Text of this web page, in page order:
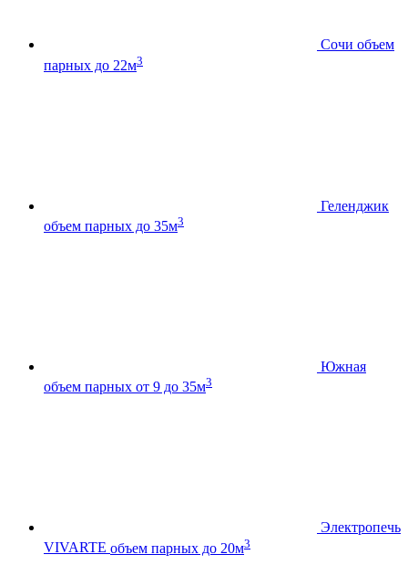
Сочи объем
парных до 22м3
Геленджик
объем парных до 35м3
Южная
объем парных от 9 до 35м3
Электропечь
VIVARTE объем парных до 20м3